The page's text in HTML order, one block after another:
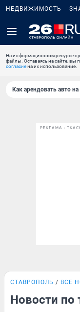
НЕДВИЖИМОСТЬ
На информационном ресурсе
файлы. Оставаясь на сайте, вы
согласиена их использование.
Как арендовать авто
РЕКЛАМА •
СТАВРОПОЛЬ ВСЕ
Новости по